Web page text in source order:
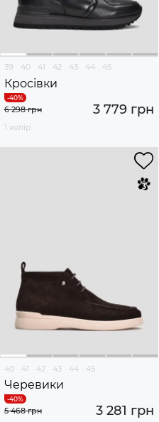
39 40 41 42 43 44 45
Кросівки
3 779 грн
6 298 грн
1 колір
40 41 42 43 44 45
Черевики
3 281 грн
5 468 грн